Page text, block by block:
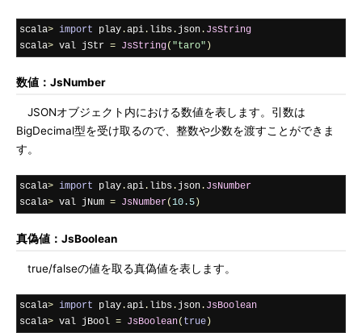
scala> import play .api . libs . json . JsString
scala> val jStr = JsString( "taro" )
数値：JsNumber
JSONオブジェクト内における数値を表します。引数は
BigDecimal型を受け取るので、整数や少数を渡すことができま
す。
scala> import play .api . libs . json . JsNumber
scala> val jNum = JsNumber(10.5 )
真偽値：JsBoolean
true/falseの値を取る真偽値を表します。
scala> import play .api . libs . json . JsBoolean
scala> val jBool = JsBoolean( true )